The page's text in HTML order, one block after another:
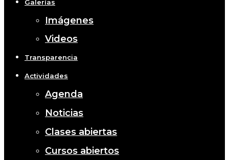
Galerías
Imágenes
Videos
Transparencia
Actividades
Agenda
Noticias
Clases abiertas
Cursos abiertos